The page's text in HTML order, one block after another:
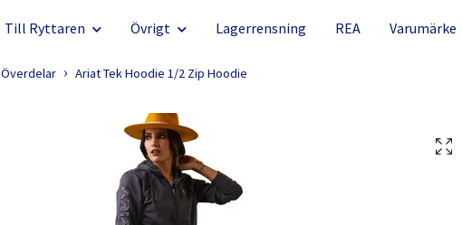
Till Ryttaren Övrigt Lagerrensning REA Varumärke
Överdelar Ariat Tek Hoodie 1/2 Zip Hoodie